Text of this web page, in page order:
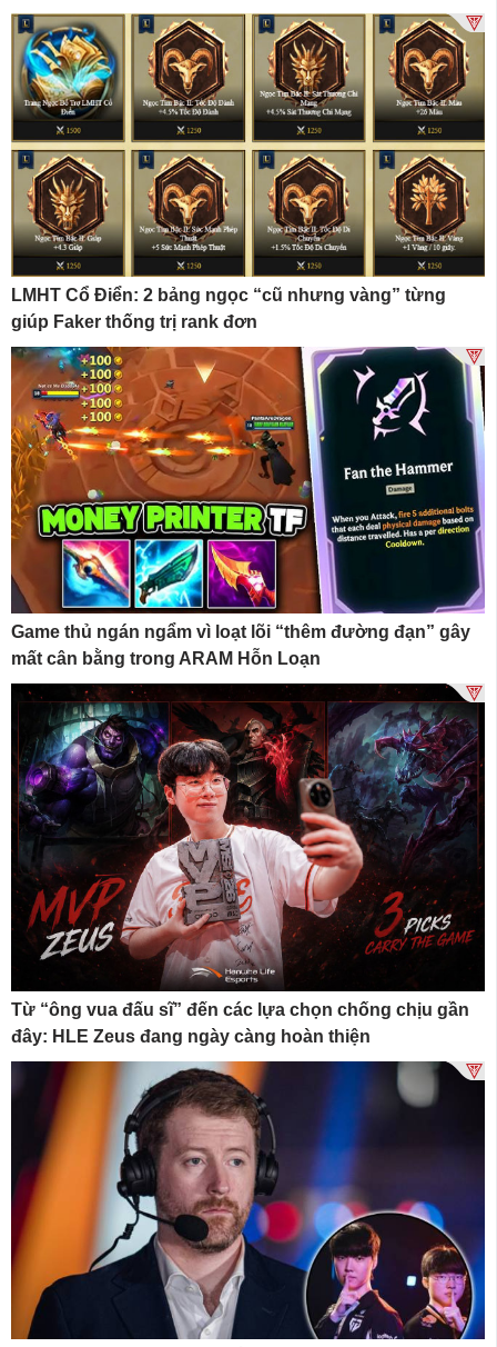
LMHT Cổ Điển: 2 bảng ngọc “cũ nhưng vàng” từng
giúp Faker thống trị rank đơn
Game thủ ngán ngẩm vì loạt lõi “thêm đường đạn” gây
mất cân bằng trong ARAM Hỗn Loạn
Từ “ông vua đấu sĩ” đến các lựa chọn chống chịu gần
đây: HLE Zeus đang ngày càng hoàn thiện